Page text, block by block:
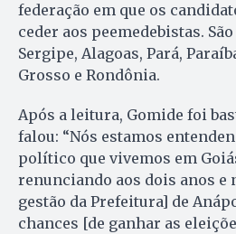
federação em que os
ceder aos peemedebistas.
Sergipe, Alagoas, Pará,
Grosso e Rondônia.
Após a leitura, Gomide foi
falou: “Nós estamos
político que vivemos em
renunciando aos dois anos e
gestão da Prefeitura] de
chances [de ganhar as